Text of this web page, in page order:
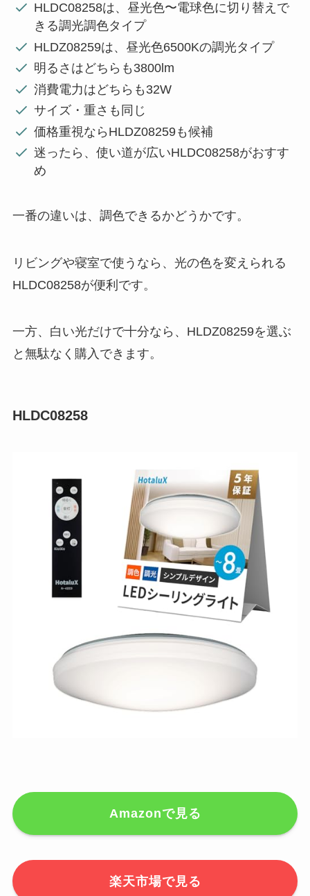
HLDC08258は、昼光色〜電球色に切り替えで
きる調光調色タイプ
HLDZ08259は、昼光色6500Kの調光タイプ
明るさはどちらも3800lm
消費電力はどちらも32W
サイズ・重さも同じ
価格重視ならHLDZ08259も候補
迷ったら、使い道が広いHLDC08258がおすす
め
一番の違いは、調色できるかどうかです。
リビングや寝室で使うなら、光の色を変えられる
HLDC08258が便利です。
一方、白い光だけで十分なら、HLDZ08259を選ぶ
と無駄なく購入できます。
HLDC08258
Amazonで見る
楽天市場で見る